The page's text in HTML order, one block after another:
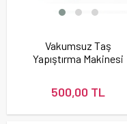
Vakumsuz Taş
Yapıştırma Makinesi
500,00 TL